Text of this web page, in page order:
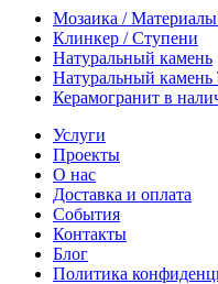
Мозаика / Материалы
Клинкер / Ступени
Натуральный камень
Натуральный камень
Керамогранит в
Услуги
Проекты
О нас
Доставка и оплата
События
Контакты
Блог
Политика